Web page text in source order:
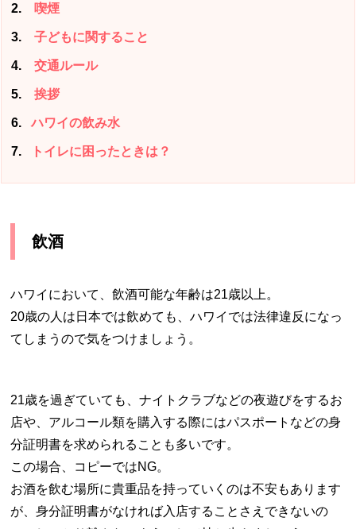
2 喫煙
3 子どもに関すること
4 交通ルール
5 挨拶
6 ハワイの飲み水
7 トイレに困ったときは？
飲酒
ハワイにおいて、飲酒可能な年齢は21歳以上。
20歳の人は日本では飲めても、ハワイでは法律違反になっ
てしまうので気をつけましょう。
21歳を過ぎていても、ナイトクラブなどの夜遊びをするお
店や、アルコール類を購入する際にはパスポートなどの身
分証明書を求められることも多いです。
この場合、コピーではNG。
お酒を飲む場所に貴重品を持っていくのは不安もあります
が、身分証明書がなければ入店することさえできないの